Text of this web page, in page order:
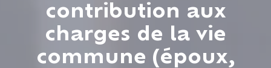
contribution aux
charges de la vie
commune (époux,